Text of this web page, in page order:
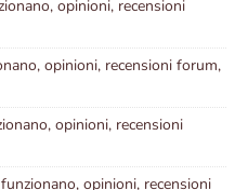
opinioni, recensioni
opinioni, recensioni forum,
opinioni, recensioni
opinioni, recensioni